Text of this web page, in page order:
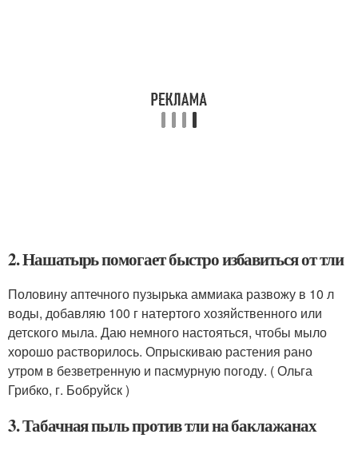
2. Нашатырь помогает быстро избавиться от тли
Половину аптечного пузырька аммиака развожу в 10 л
воды, добавляю 100 г натертого хозяйственного или
детского мыла. Даю немного настояться, чтобы мыло
хорошо растворилось. Опрыскиваю растения рано
утром в безветренную и пасмурную погоду. ( Ольга
Грибко, г. Бобруйск )
3. Табачная пыль против тли на баклажанах